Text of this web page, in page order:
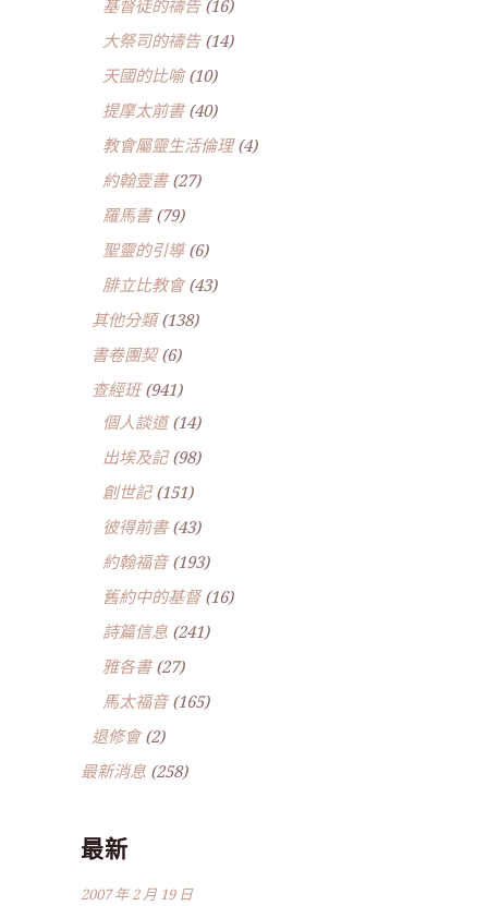
基督徒的禱告(16)
大祭司的禱告(14)
天國的比喻(10)
提摩太前書(40)
教會屬靈生活倫理(4)
約翰壹書(27)
羅馬書(79)
聖靈的引導(6)
腓立比教會(43)
其他分類(138)
書卷團契(6)
查經班(941)
個人談道(14)
出埃及記(98)
創世記(151)
彼得前書(43)
約翰福音(193)
舊約中的基督(16)
詩篇信息 (241)
雅各書(27)
馬太福音(165)
退修會(2)
最新消息 (258)
最新
2007 年 2 月 19 日